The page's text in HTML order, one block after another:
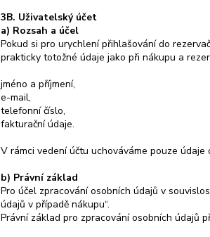
3B. Uživatelský účet
a) Rozsah a účel
Pokud si pro urychlení přihlašování do
prakticky totožné údaje jako při nákupu a
jméno a příjmení,
e-mail,
telefonní číslo,
fakturační údaje.
V rámci vedení účtu uchováváme pouze
b) Právní základ
Pro účel zpracování osobních údajů v
údajů v případě nákupu“.
Právní základ pro zpracování osobních údajů